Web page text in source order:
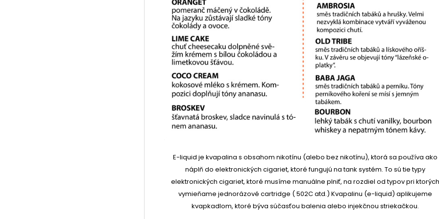
E-liquid je kvapalina s obsahom nikotínu (alebo bez nikotínu), ktorá sa používa ako
náplň do elektronických cigariet, ktoré fungujú na tank systém. To sú tie typy
elektronických cigariet, ktoré musíme manuálne plniť, na rozdiel od typov pri
vymieňame jednorázové cartridge ( 502C atd.) Kvapalinu (e-liquid) aplikujeme
kvapkadlom, ktoré býva súčasťou balenia alebo injekčnou striekačkou.